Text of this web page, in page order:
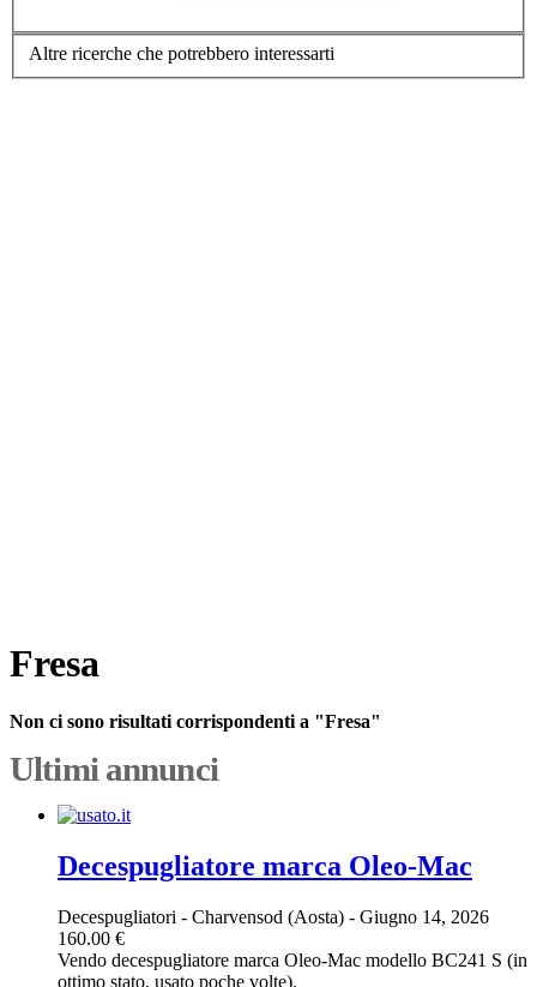
Altre ricerche che potrebbero interessarti
Fresa
Non ci sono risultati corrispondenti a "Fresa"
Ultimi annunci
Decespugliatore marca Oleo-Mac
Decespugliatori - Charvensod (Aosta) - Giugno 14, 2026
160.00 €
Vendo decespugliatore marca Oleo-Mac modello BC241 S (in
ottimo stato, usato poche volte).